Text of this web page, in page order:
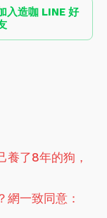
入造咖 LINE 好
養了8年的狗，
網一致同意：